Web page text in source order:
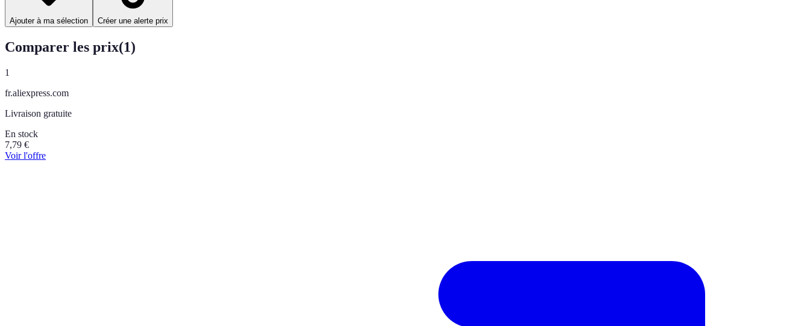
Ajouter à ma sélection Créer une alerte prix
Comparer les prix(1)
1
fr.aliexpress.com
Livraison gratuite
En stock
7,79 €
Voir l'offre